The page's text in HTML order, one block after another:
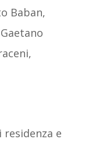
Baban,
e